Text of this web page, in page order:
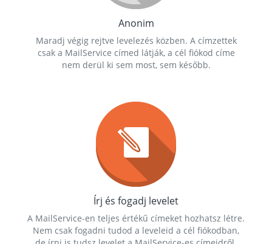
Anonim
Maradj végig rejtve levelezés közben. A címzettek
csak a MailService címed látják, a cél fiókod címe
nem derül ki sem most, sem később.
Írj és fogadj levelet
A MailService-en teljes értékű címeket hozhatsz létre.
Nem csak fogadni tudod a leveleid a cél fiókodban,